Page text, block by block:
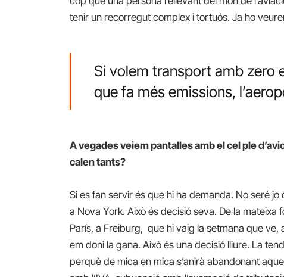
tenir un recorregut complex i tortuós. Ja ho
Si volem transport amb zero
que fa més emissions,
A vegades veiem pantalles amb el cel ple
calen tants?
Si es fan servir és que hi ha demanda. No seré jo
a Nova York. Això és decisió seva. De la mateixa
París, a Freiburg, que hi vaig la setmana que ve,
em doni la gana. Això és una decisió lliure. La
perquè de mica en mica s’anirà abandonant